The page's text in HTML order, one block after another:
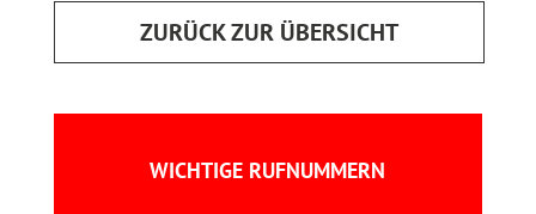
ZURÜCK ZUR ÜBERSICHT
WICHTIGE RUFNUMMERN